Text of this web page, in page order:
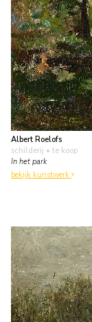
Albert Roelofs
schilderij • te koop
In het park
bekijk kunstwerk